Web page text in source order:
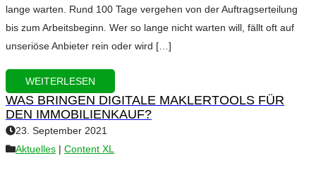
lange warten. Rund 100 Tage vergehen von der Auftragserteilung
bis zum Arbeitsbeginn. Wer so lange nicht warten will, fällt oft auf
unseriöse Anbieter rein oder wird […]
WEITERLESEN
WAS BRINGEN DIGITALE MAKLERTOOLS FÜR
DEN IMMOBILIENKAUF?
23. September 2021
Aktuelles | Content XL